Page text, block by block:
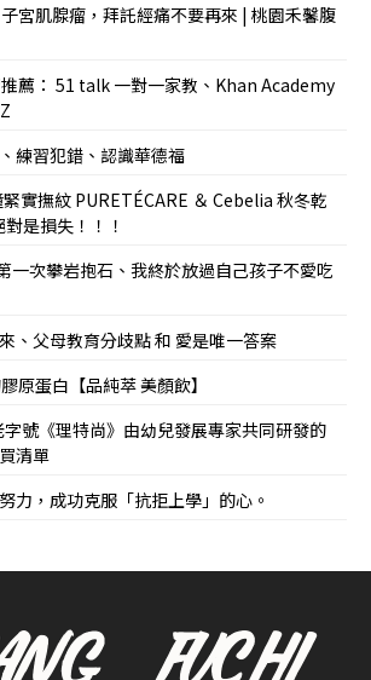
宮肌腺瘤，拜託經痛不要再來 | 桃園禾馨腹
薦： 51 talk 一對一家教、Khan Academy
練習犯錯、認識華德福
緊實撫紋 PURETÉCARE ＆ Cebelia 秋冬乾
是損失！！！
一次攀岩抱石、我終於放過自己孩子不愛吃
、父母教育分歧點 和 愛是唯一答案
原蛋白【品純萃 美顏飲】
號《理特尚》由幼兒發展專家共同研發的
清單
力，成功克服「抗拒上學」的心。